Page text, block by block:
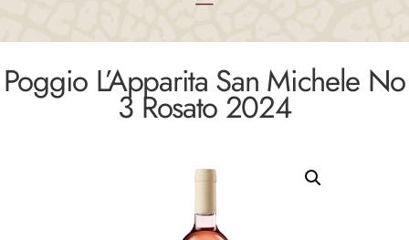
Poggio L’Apparita San Michele No
3 Rosato 2024